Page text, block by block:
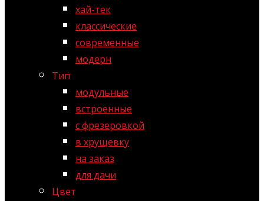
хай-тек
классические
современные
модерн
Тип
модульные
встроенные
с фрезеровкой
в хрущевку
на заказ
для дачи
Цвет